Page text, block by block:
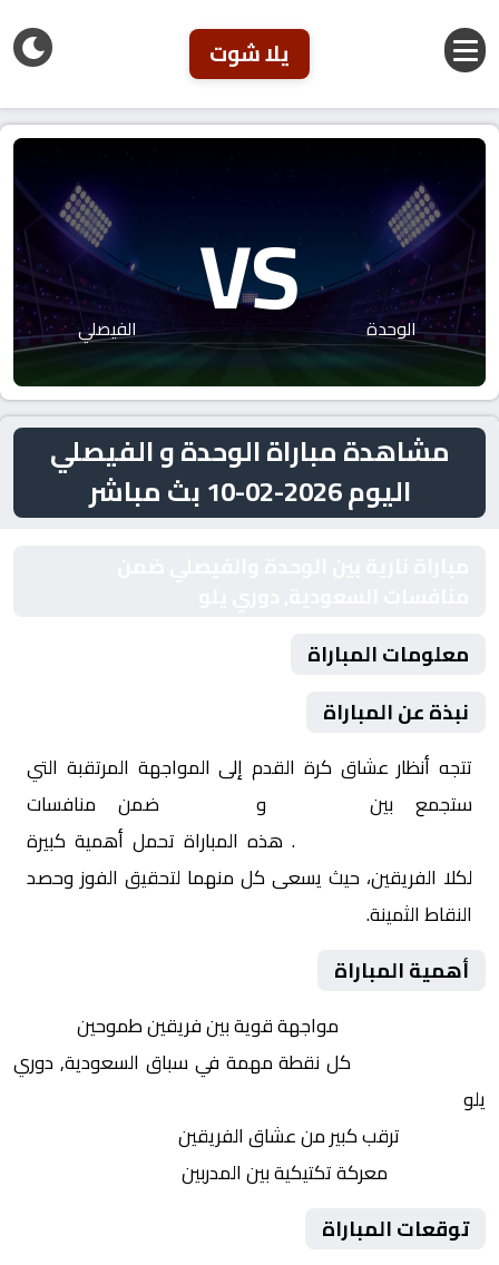
يلا شوت
الوحدة VS الفيصلي
مشاهدة مباراة الوحدة و الفيصلي
اليوم 2026-02-10 بث مباشر
معلومات المباراة
نبذة عن المباراة
تتجه أنظار عشاق كرة القدم إلى المواجهة المرتقبة التي
ستجمع بين
و
ضمن منافسات
. هذه المباراة تحمل أهمية كبيرة
لكلا الفريقين، حيث يسعى كل منهما لتحقيق الفوز وحصد
النقاط الثمينة.
أهمية المباراة
مواجهة قوية بين فريقين طموحين
كل نقطة مهمة في سباق السعودية, دوري
يلو
ترقب كبير من عشاق الفريقين
معركة تكتيكية بين المدربين
توقعات المباراة